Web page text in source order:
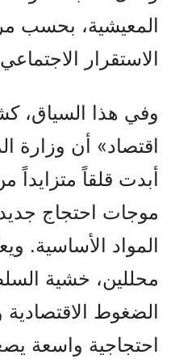
المعيشية، بحسب
الاستقرار
وفي هذا السياق،
اقتصاد» أن وزارة
أبدت قلقاً متزايداً
موجات احتجاج
المواد الأساسية.
محللين، خشية
الضغوط
احتجاجية واسعة